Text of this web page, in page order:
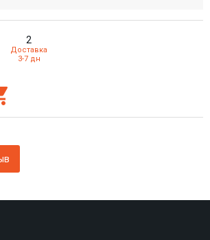
2
Доставка
3-7 дн